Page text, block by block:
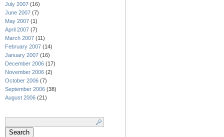
July 2007 (16)
June 2007 (7)
May 2007 (1)
April 2007 (7)
March 2007 (11)
February 2007 (14)
January 2007 (16)
December 2006 (17)
November 2006 (2)
October 2006 (7)
September 2006 (38)
August 2006 (21)